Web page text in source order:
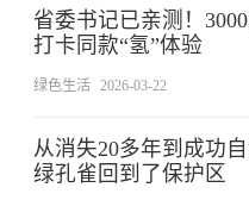
省委书记已亲测！
打卡同款“氢”体验
绿色生活 2026-03-22
从消失20多年到成功
绿孔雀回到了保护区